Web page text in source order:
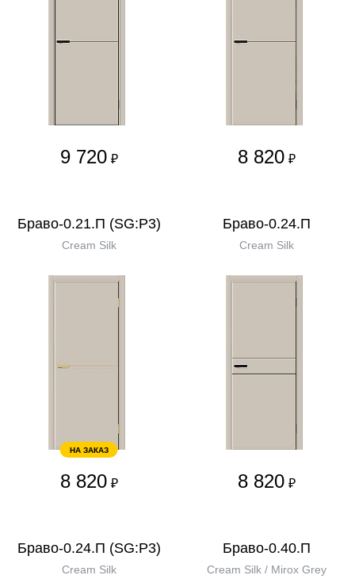
9 720 ₽ 8 820 ₽
Браво-0.21.П (SG:P3)
Cream Silk
НА ЗАКАЗ
8 820 ₽
Браво-0.24.П
Cream Silk
8 820 ₽
Браво-0.24.П (SG:P3)
Cream Silk
Браво-0.40.П
Cream Silk / Mirox Grey